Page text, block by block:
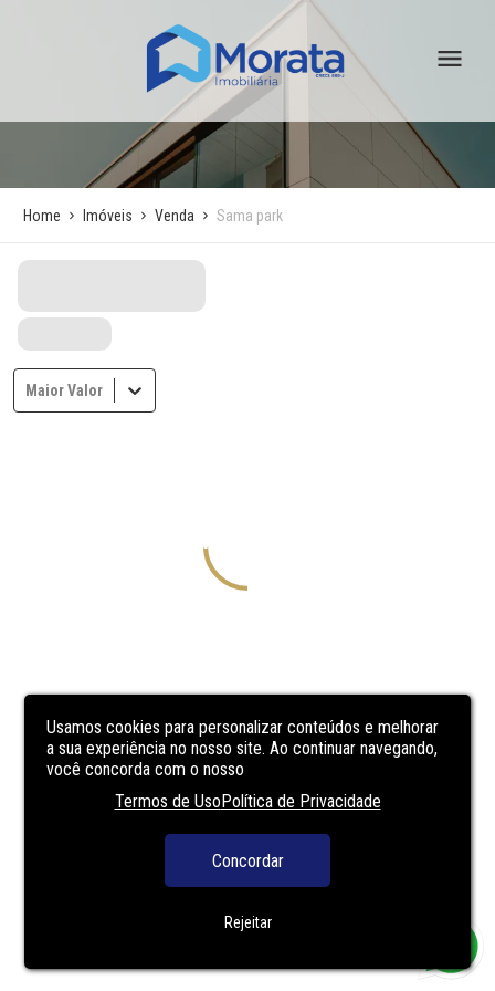
Usamos cookies para personalizar conteúdos e melhorar
a sua experiência no nosso site. Ao continuar navegando,
você concorda com o nosso
Termos de UsoPolítica de Privacidade
Concordar
Rejeitar
Home Imóveis Venda Sama park
Maior Valor